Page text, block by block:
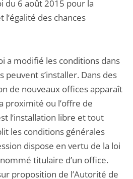
du 6 août 2015 pour la
l’égalité des chances
a modifié les conditions dans
peuvent s’installer. Dans des
de nouveaux offices apparaît
proximité ou l’offre de
l’installation libre et tout
les conditions générales
dispose en vertu de la loi
titulaire d’un office.
proposition de l’Autorité de